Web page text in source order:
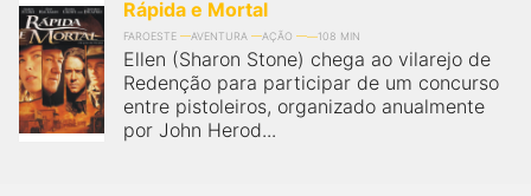
Rápida e Mortal
FAROESTE AVENTURA AÇÃO 108 MIN
Ellen (Sharon Stone) chega ao vilarejo de
Redenção para participar de um concurso
entre pistoleiros, organizado anualmente
por John Herod...